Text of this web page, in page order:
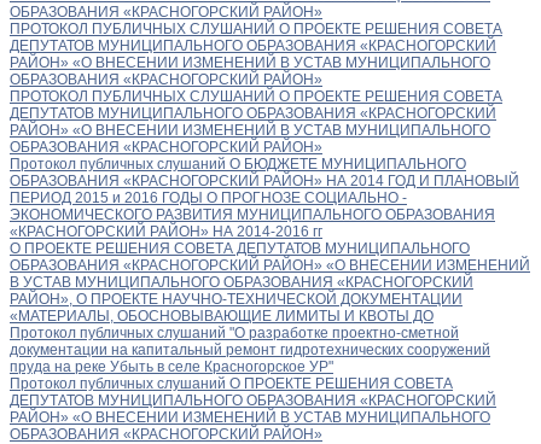
ОБРАЗОВАНИЯ «КРАСНОГОРСКИЙ РАЙОН»
ПРОТОКОЛ ПУБЛИЧНЫХ СЛУШАНИЙ О ПРОЕКТЕ РЕШЕНИЯ СОВЕТА
ДЕПУТАТОВ МУНИЦИПАЛЬНОГО ОБРАЗОВАНИЯ «КРАСНОГОРСКИЙ
РАЙОН» «О ВНЕСЕНИИ ИЗМЕНЕНИЙ В УСТАВ МУНИЦИПАЛЬНОГО
ОБРАЗОВАНИЯ «КРАСНОГОРСКИЙ РАЙОН»
ПРОТОКОЛ ПУБЛИЧНЫХ СЛУШАНИЙ О ПРОЕКТЕ РЕШЕНИЯ СОВЕТА
ДЕПУТАТОВ МУНИЦИПАЛЬНОГО ОБРАЗОВАНИЯ «КРАСНОГОРСКИЙ
РАЙОН» «О ВНЕСЕНИИ ИЗМЕНЕНИЙ В УСТАВ МУНИЦИПАЛЬНОГО
ОБРАЗОВАНИЯ «КРАСНОГОРСКИЙ РАЙОН»
Протокол публичных слушаний О БЮДЖЕТЕ МУНИЦИПАЛЬНОГО
ОБРАЗОВАНИЯ «КРАСНОГОРСКИЙ РАЙОН» НА 2014 ГОД И ПЛАНОВЫЙ
ПЕРИОД 2015 и 2016 ГОДЫ О ПРОГНОЗЕ СОЦИАЛЬНО -
ЭКОНОМИЧЕСКОГО РАЗВИТИЯ МУНИЦИПАЛЬНОГО ОБРАЗОВАНИЯ
«КРАСНОГОРСКИЙ РАЙОН» НА 2014-2016 гг
О ПРОЕКТЕ РЕШЕНИЯ СОВЕТА ДЕПУТАТОВ МУНИЦИПАЛЬНОГО
ОБРАЗОВАНИЯ «КРАСНОГОРСКИЙ РАЙОН» «О ВНЕСЕНИИ ИЗМЕНЕНИЙ
В УСТАВ МУНИЦИПАЛЬНОГО ОБРАЗОВАНИЯ «КРАСНОГОРСКИЙ
РАЙОН», О ПРОЕКТЕ НАУЧНО-ТЕХНИЧЕСКОЙ ДОКУМЕНТАЦИИ
«МАТЕРИАЛЫ, ОБОСНОВЫВАЮЩИЕ ЛИМИТЫ И КВОТЫ ДО
Протокол публичных слушаний "О разработке проектно-сметной
документации на капитальный ремонт гидротехнических сооружений
пруда на реке Убыть в селе Красногорское УР"
Протокол публичных слушаний О ПРОЕКТЕ РЕШЕНИЯ СОВЕТА
ДЕПУТАТОВ МУНИЦИПАЛЬНОГО ОБРАЗОВАНИЯ «КРАСНОГОРСКИЙ
РАЙОН» «О ВНЕСЕНИИ ИЗМЕНЕНИЙ В УСТАВ МУНИЦИПАЛЬНОГО
ОБРАЗОВАНИЯ «КРАСНОГОРСКИЙ РАЙОН»